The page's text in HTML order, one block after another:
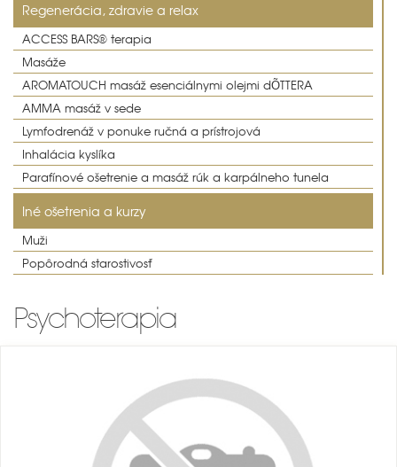
Regenerácia, zdravie a relax
ACCESS BARS® terapia
Masáže
AROMATOUCH masáž esenciálnymi olejmi dÕTTERA
AMMA masáž v sede
Lymfodrenáž v ponuke ručná a prístrojová
Inhalácia kyslíka
Parafínové ošetrenie a masáž rúk a karpálneho tunela
Iné ošetrenia a kurzy
Muži
Popôrodná starostivosť
Psychoterapia